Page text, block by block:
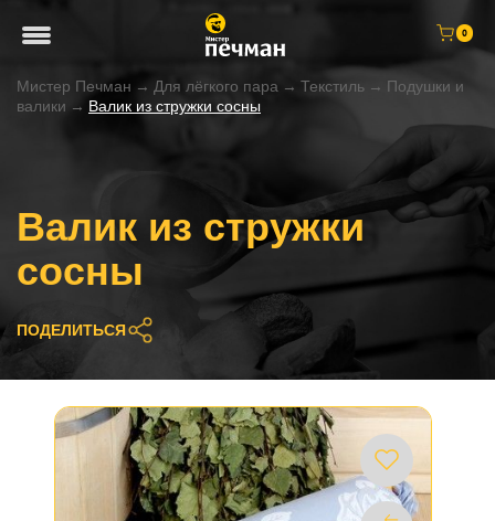
0
Мистер Печман → Для лёгкого пара → Текстиль → Подушки и
валики → Валик из стружки сосны
Валик из стружки
сосны
ПОДЕЛИТЬСЯ